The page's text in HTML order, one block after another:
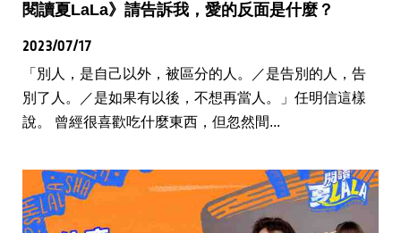
閱讀夏LaLa》請告訴我，愛的反面是什麼？
2023/07/17
「別人，是自己以外，被區分的人。／是告別的人，告
別了人。／是如果有以後，不想再當人。」任明信這樣
說。 曾經很喜歡吃什麼東西，但忽然間...